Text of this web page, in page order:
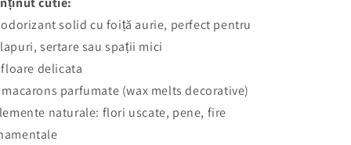
odorizant solid cu foiță aurie, perfect pentru
sertare sau spații mici
floare delicata
macarons parfumate (wax melts decorative)
naturale: flori uscate, pene, fire